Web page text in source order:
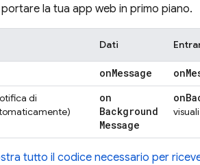
la tua app web in primo piano.
Dati
onMessage on
di
on
Background
Message
on
tutto il codice necessario per